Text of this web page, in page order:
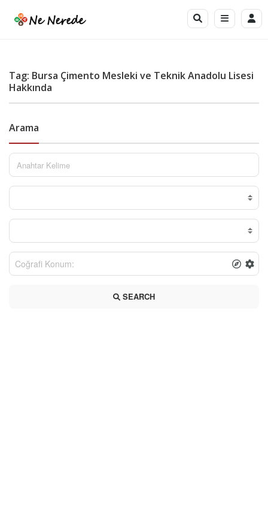
Tag: Bursa Çimento Mesleki ve Teknik Anadolu Lisesi
Hakkında
Arama
SEARCH